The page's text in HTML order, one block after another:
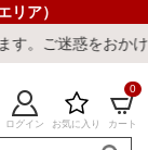
リア）
おかけしまして誠
ログイン お気に入り カート
0